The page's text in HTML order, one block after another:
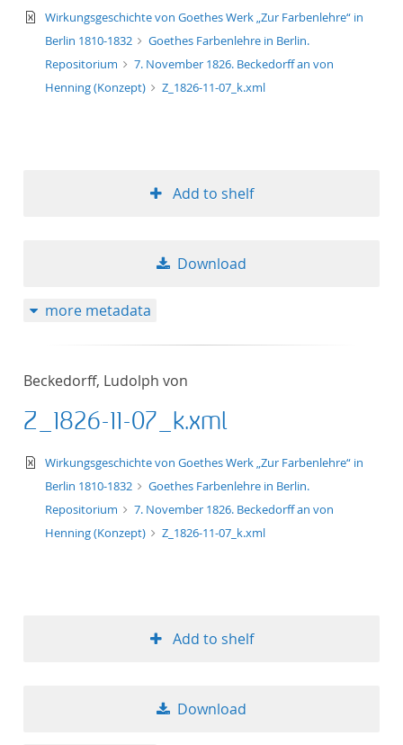
text/xml
Wirkungsgeschichte von Goethes Werk „Zur Farbenlehre“ in
Berlin 1810-1832
Goethes Farbenlehre in Berlin.
Repositorium
7. November 1826. Beckedorff an von
Henning (Konzept)
Z_1826-11-07_k.xml
Add to shelf
Download
more metadata
Beckedorff, Ludolph von
Z_1826-11-07_k.xml
text/xml
Wirkungsgeschichte von Goethes Werk „Zur Farbenlehre“ in
Berlin 1810-1832
Goethes Farbenlehre in Berlin.
Repositorium
7. November 1826. Beckedorff an von
Henning (Konzept)
Z_1826-11-07_k.xml
Add to shelf
Download